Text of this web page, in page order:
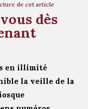
de cet article
dès
en illimité
la veille de la